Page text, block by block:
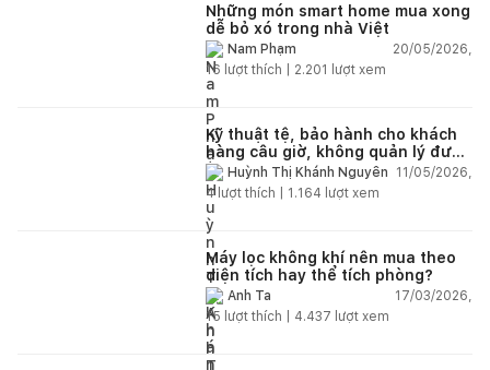
Những món smart home mua xong
dễ bỏ xó trong nhà Việt
Nam Phạm
20/05/2026,
16 lượt thích | 2.201 lượt xem
Kỹ thuật tệ, bảo hành cho khách
hàng câu giờ, không quản lý được
nhân viên xây dựng của mình,
điện nhẹ, điện nước, tường quá
kém. Luôn đổ lỗi cho nhân viên.
Bảo hành quá tệ, tôi phải đợi rất
lâu mới dc bảo hành, liên hệ để
được bảo hành thì bơ khách
Huỳnh Thị Khánh Nguyên
11/05/2026,
4lượt thích | 1.164 lượt xem
Máy lọc không khí nên mua theo
diện tích hay thể tích phòng?
Anh Ta
17/03/2026,
15 lượt thích | 4.437 lượt xem